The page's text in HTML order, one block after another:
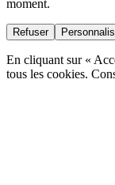
moment.
Refuser
En cliquant sur «
tous les cookies.